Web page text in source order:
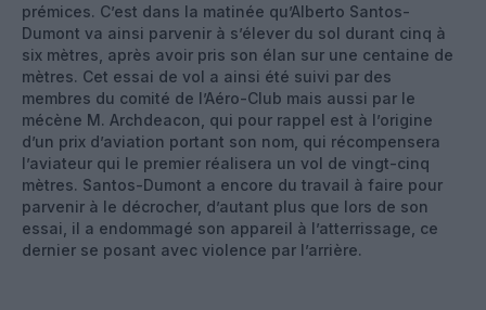
prémices. C’est dans la matinée qu’Alberto Santos-
Dumont va ainsi parvenir à s’élever du sol durant cinq à
six mètres, après avoir pris son élan sur une centaine de
mètres. Cet essai de vol a ainsi été suivi par des
membres du comité de l’Aéro-Club mais aussi par le
mécène M. Archdeacon, qui pour rappel est à l’origine
d’un prix d’aviation portant son nom, qui récompensera
l’aviateur qui le premier réalisera un vol de vingt-cinq
mètres. Santos-Dumont a encore du travail à faire pour
parvenir à le décrocher, d’autant plus que lors de son
essai, il a endommagé son appareil à l’atterrissage, ce
dernier se posant avec violence par l’arrière.